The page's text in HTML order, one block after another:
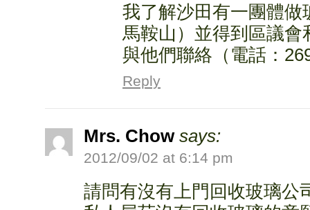
我了解沙田有一團體
馬鞍山）並得到區議
與他們聯絡（電話：
Reply
Mrs. Chow says:
2012/09/02 at 6:14 pm
請問有沒有上門回收玻璃公